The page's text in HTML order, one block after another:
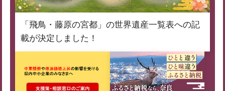
「飛鳥・藤原の宮都」の世界遺産一覧表への記
載が決定しました！